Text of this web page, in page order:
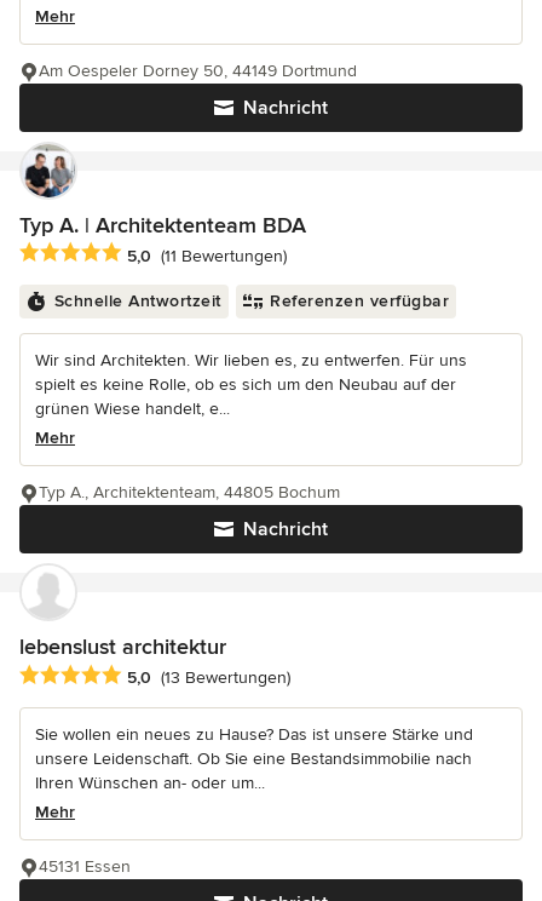
Mehr
Nachricht
Am Oespeler Dorney 50, 44149 Dortmund
Typ A. | Architektenteam BDA
Durchschnittliche Bewertung: 5 von 5 Sternen
5,0 (11 Bewertungen)
Schnelle Antwortzeit Referenzen verfügbar
Wir sind Architekten. Wir lieben es, zu entwerfen. Für uns
spielt es keine Rolle, ob es sich um den Neubau auf der
grünen Wiese handelt, e...
Mehr
Nachricht
Typ A., Architektenteam, 44805 Bochum
lebenslust architektur
Durchschnittliche Bewertung: 5 von 5 Sternen
5,0 (13 Bewertungen)
Sie wollen ein neues zu Hause? Das ist unsere Stärke und
unsere Leidenschaft. Ob Sie eine Bestandsimmobilie nach
Ihren Wünschen an- oder um...
Mehr
45131 Essen